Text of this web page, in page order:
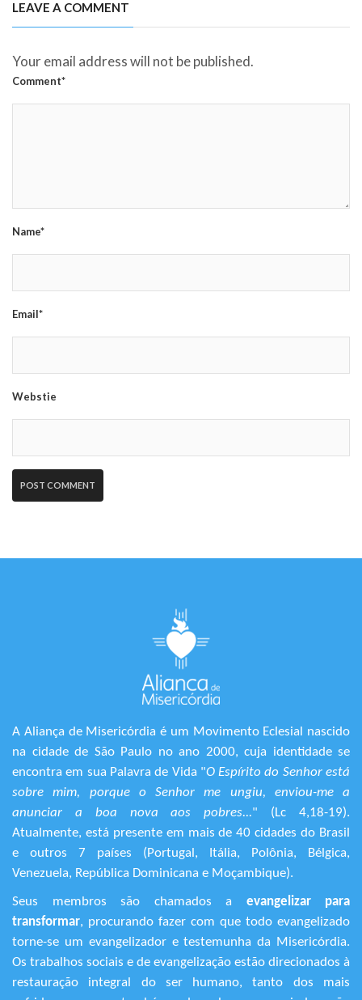
LEAVE A COMMENT
Your email address will not be published.
Comment*
Name*
Email*
Webstie
A Aliança de Misericórdia é um Movimento Eclesial nascido
na cidade de São Paulo no ano 2000, cuja identidade se
encontra em sua Palavra de Vida "O Espírito do Senhor está
sobre mim, porque o Senhor me ungiu, enviou-me a
anunciar a boa nova aos pobres..." (Lc 4,18-19).
Atualmente, está presente em mais de 40 cidades do Brasil
e outros 7 países (Portugal, Itália, Polônia, Bélgica,
Venezuela, República Dominicana e Moçambique).
Seus membros são chamados a evangelizar para
transformar, procurando fazer com que todo evangelizado
torne-se um evangelizador e testemunha da Misericórdia.
Os trabalhos sociais e de evangelização estão direcionados à
restauração integral do ser humano, tanto dos mais